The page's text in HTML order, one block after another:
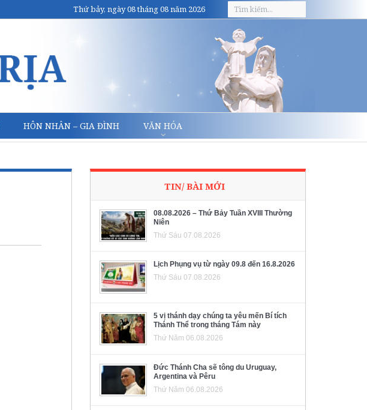
Thứ bảy, ngày 08 tháng 08 năm 2026
HÔN NHÂN – GIA ĐÌNH VĂN HÓA
TIN/ BÀI MỚI
08.08.2026 – Thứ Bảy Tuần XVIII Thường
Niên
Thứ Sáu 07.08.2026
Lịch Phụng vụ từ ngày 09.8 đến 16.8.2026
Thứ Sáu 07.08.2026
5 vị thánh dạy chúng ta yêu mến Bí tích
Thánh Thể trong tháng Tám này
Thứ Năm 06.08.2026
Đức Thánh Cha sẽ tông du Uruguay,
Argentina và Pêru
Thứ Năm 06.08.2026